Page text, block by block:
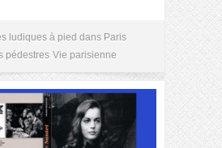
ludiques à pied dans Paris
pédestres Vie parisienne